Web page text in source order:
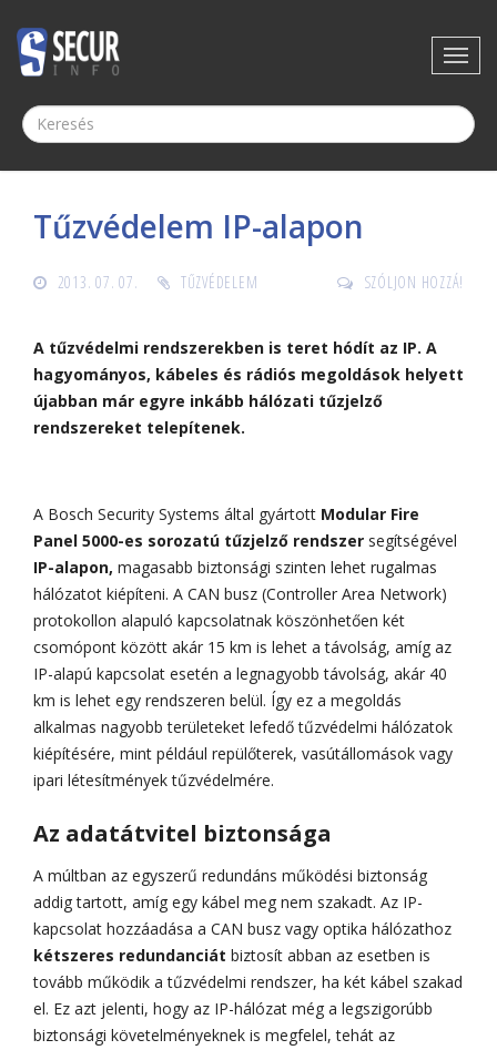
Tűzvédelem IP-alapon
2013. 07. 07. TŰZVÉDELEM SZÓLJON HOZZÁ!
A tűzvédelmi rendszerekben is teret hódít az IP. A
hagyományos, kábeles és rádiós megoldások helyett
újabban már egyre inkább hálózati tűzjelző
rendszereket telepítenek.
A Bosch Security Systems által gyártott Modular Fire
Panel 5000-es sorozatú tűzjelző rendszer segítségével
IP-alapon, magasabb biztonsági szinten lehet rugalmas
hálózatot kiépíteni. A CAN busz (Controller Area Network)
protokollon alapuló kapcsolatnak köszönhetően két
csomópont között akár 15 km is lehet a távolság, amíg az
IP-alapú kapcsolat esetén a legnagyobb távolság, akár 40
km is lehet egy rendszeren belül. Így ez a megoldás
alkalmas nagyobb területeket lefedő tűzvédelmi hálózatok
kiépítésére, mint például repülőterek, vasútállomások vagy
ipari létesítmények tűzvédelmére.
Az adatátvitel biztonsága
A múltban az egyszerű redundáns működési biztonság
addig tartott, amíg egy kábel meg nem szakadt. Az IP-
kapcsolat hozzáadása a CAN busz vagy optika hálózathoz
kétszeres redundanciát biztosít abban az esetben is
tovább működik a tűzvédelmi rendszer, ha két kábel szakad
el. Ez azt jelenti, hogy az IP-hálózat még a legszigorúbb
biztonsági követelményeknek is megfelel, tehát az